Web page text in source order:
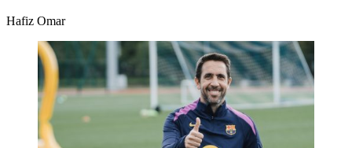
Hafiz Omar